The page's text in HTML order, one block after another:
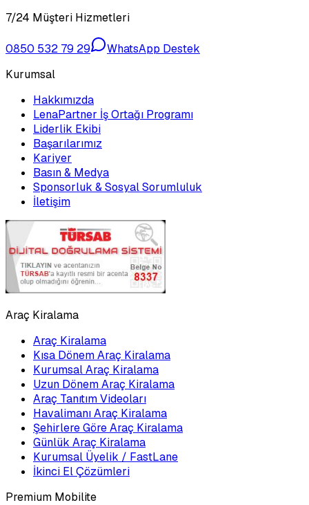
7/24 Müşteri Hizmetleri
0850 532 79 29
WhatsApp Destek
Kurumsal
Hakkımızda
LenaPartner İş Ortağı Programı
Liderlik Ekibi
Başarılarımız
Kariyer
Basın & Medya
Sponsorluk & Sosyal Sorumluluk
İletişim
Araç Kiralama
Araç Kiralama
Kısa Dönem Araç Kiralama
Kurumsal Araç Kiralama
Uzun Dönem Araç Kiralama
Araç Tanıtım Videoları
Havalimanı Araç Kiralama
Şehirlere Göre Araç Kiralama
Günlük Araç Kiralama
Kurumsal Üyelik / FastLane
İkinci El Çözümleri
Premium Mobilite